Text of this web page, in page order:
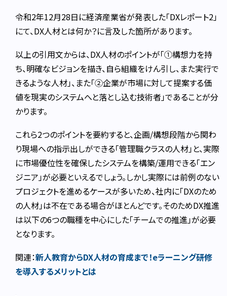
令和2年12月28日に経済産業省が発表した「DXレポート2」
にて、DX人材とは何か？に言及した箇所があります。
以上の引用文からは、DX人材のポイントが「①構想力を持
ち、明確なビジョンを描き、自ら組織をけん引し、また実行で
きるような人材」、また「②企業が市場に対して提案する価
値を現実のシステムへと落とし込む技術者」であることが分
かります。
これら2つのポイントを要約すると、企画/構想段階から関わ
り現場への指示出しができる「管理職クラスの人材」と、実際
に市場優位性を確保したシステムを構築/運用できる「エン
ジニア」が必要といえるでしょう。しかし実際には前例のない
プロジェクトを進めるケースが多いため、社内に「DXのため
の人材」は不在である場合がほとんどです。そのためDX推進
は以下の6つの職種を中心にした「チームでの推進」が必要
となります。
関連：新人教育からDX人材の育成まで！eラーニング研修
を導入するメリットとは